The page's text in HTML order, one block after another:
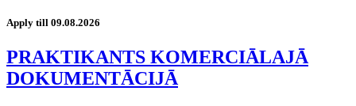
Apply till 09.08.2026
PRAKTIKANTS KOMERCIĀLAJĀ
DOKUMENTĀCIJĀ